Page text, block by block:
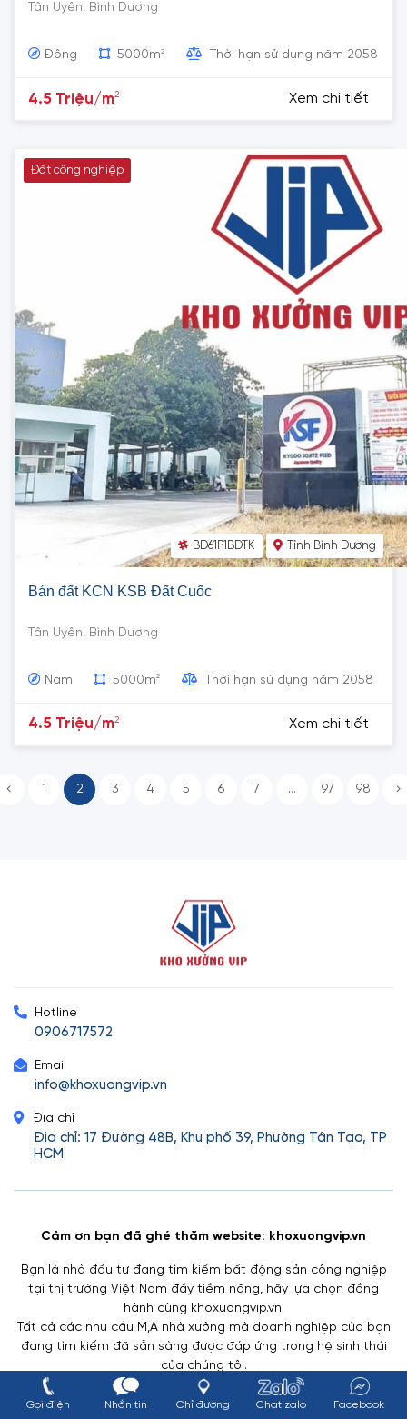
Tân Uyên, Bình Dương
Đông 5000m2 Thời hạn sử dụng năm 2058
4.5 Triệu/m2 Xem chi tiết
Đất công nghiệp
BD61P1BDTK Tỉnh Bình Dương
Bán đất KCN KSB Đất Cuốc
Tân Uyên, Bình Dương
Nam 5000m2 Thời hạn sử dụng năm 2058
4.5 Triệu/m2 Xem chi tiết
1 2 3 4 5 6 7 ... 97 98
Hotline
0906717572
Email
info@khoxuongvip.vn
Địa chỉ
Địa chỉ: 17 Đường 48B, Khu phố 39, Phường Tân Tạo, TP
HCM
Cảm ơn bạn đã ghé thăm website: khoxuongvip.vn
Bạn là nhà đầu tư đang tìm kiếm bất động sản công nghiệp
tại thị trường Việt Nam đầy tiềm năng, hãy lựa chọn đồng
hành cùng khoxuongvip.vn.
Tất cả các nhu cầu M,A nhà xưởng mà doanh nghiệp của bạn
đang tìm kiếm đã sẵn sàng được đáp ứng trong hệ sinh thái
của chúng tôi.
BẤT ĐỘNG SẢN
Gọi điện Nhắn tin Chỉ đường Chat zalo Facebook